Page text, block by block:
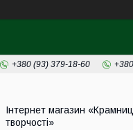
+380 (93) 379-18-60
Інтернет магазин
творчості»